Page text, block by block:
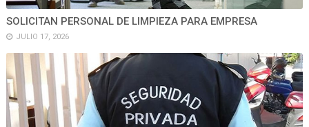
SOLICITAN PERSONAL DE LIMPIEZA PARA EMPRESA
JULIO 17, 2026